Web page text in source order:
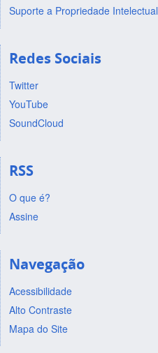
Suporte a Propriedade Intelectual
Redes Sociais
Twitter
YouTube
SoundCloud
RSS
O que é?
Assine
Navegação
Acessibilidade
Alto Contraste
Mapa do Site